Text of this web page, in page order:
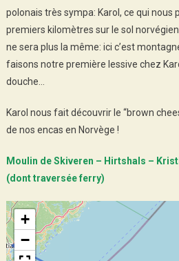
polonais très sympa: Karol, ce qui nous
premiers kilomètres sur le sol
ne sera plus la même: ici c’est
faisons notre première lessive chez
douche…
Karol nous fait découvrir le “brown
de nos encas en Norvège !
Moulin de Skiveren – Hirtshals –
(dont traversée ferry)
+
−